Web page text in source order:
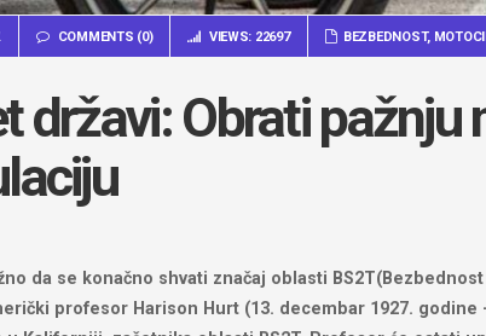
COMMENTS (0) VIEWS: 22697 BEZBEDNOST,
državi: Obrati pažnju
da se konačno shvati značaj oblasti
profesor Harison Hurt (13. decembar 1927. godine